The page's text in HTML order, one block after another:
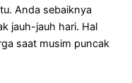
Anda sebaiknya
jauh-jauh hari. Hal
saat musim puncak